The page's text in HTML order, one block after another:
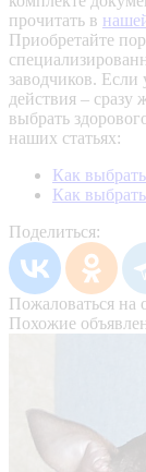
прочитать в
Приобретайте
заводчиков. Если
действия – сразу
выбрать
наших статьях:
Как
Как
Поделиться:
Пожаловаться на
Похожие